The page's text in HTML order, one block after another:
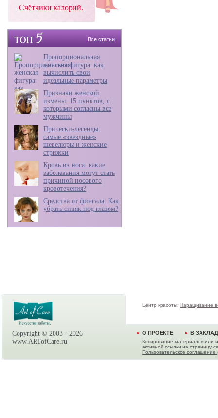
Счётчики калорий.
Все статьи
Пропорциональная
женская фигура: как
вычислить свои
идеальные параметры
Признаки женской
измены: 15 пунктов, с
которыми согласны все
мужчины
Прически-легенды:
самые «звездные»
шевелюры и женские
стрижки
Кровь из носа: какие
заболевания могут стать
причиной носового
кровотечения?
Средства от фингала: Как
убрать синяк под глазом?
Copyright © 2003 - 2026
www.ARTofCare.ru
Центр красоты: Наращивание
О ПРОЕКТЕ В
Копирование материалов или
активной ссылки на страницу
Пользовательское